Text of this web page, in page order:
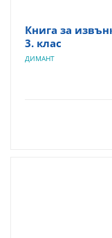
Книга за
3. клас
ДИМАНТ